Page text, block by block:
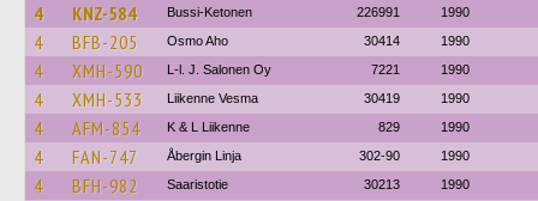
4 KNZ-584 Bussi-Ketonen 226991 1990
4 BFB-205 Osmo Aho 30414 1990
4 XMH-590 L-l. J. Salonen Oy 7221 1990
4 XMH-533 Liikenne Vesma 30419 1990
4 AFM-854 K & L Liikenne 829 1990
4 FAN-747 Åbergin Linja 302-90 1990
4 BFH-982 Saaristotie 30213 1990